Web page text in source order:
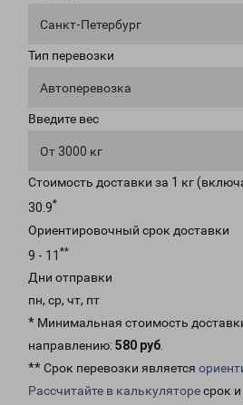
Санкт-Петербург
Тип перевозки
Автоперевозка
Введите вес
От 3000 кг
Стоимость доставки за 1 кг
30.9*
Ориентировочный срок доставки
9 - 11 **
Дни отправки
пн, ср, чт, пт
* Минимальная стоимость
направлению: 580 руб.
** Срок перевозки является
Рассчитайте в калькуляторесрок